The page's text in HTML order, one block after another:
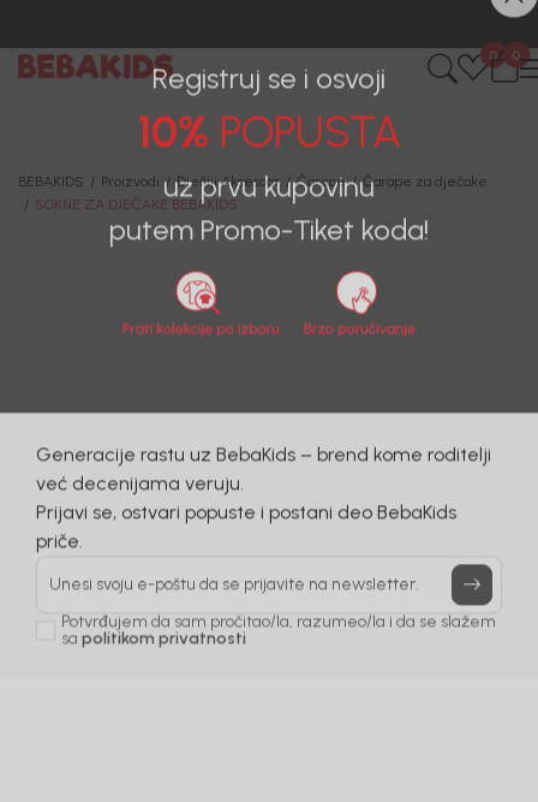
0 0
BEBAKIDS Proizvodi Dječiji Aksesoar Čarape
Čarape za dječake
SOKNE ZA DJEČAKE BEBAKIDS
Registruj se i osvoji
10%POPUSTA
uz prvu kupovinu
Generacije rastu uz BebaKids – brend kome roditelji
već decenijama veruju.
Prijavi se, ostvari popuste i postani deo BebaKids
Unesi svoju e-poštu da se prijavite na newsletter.
Potvrđujem da sam pročitao/la, razumeo/la i da se slažem